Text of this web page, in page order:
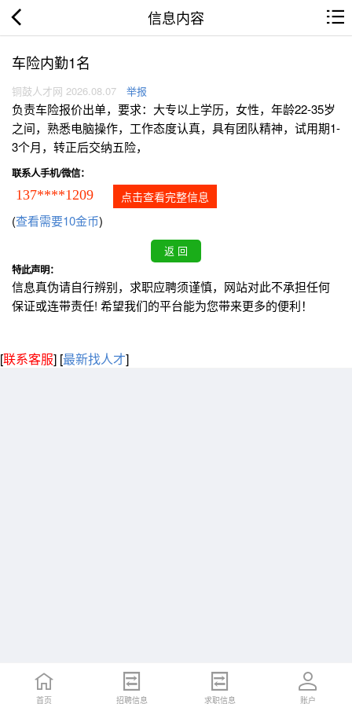
信息内容
车险内勤1名
铜鼓人才网 2026.08.07 举报
负责车险报价出单，要求：大专以上学历，女性，年龄22-35岁
之间，熟悉电脑操作，工作态度认真，具有团队精神，试用期1-
3个月，转正后交纳五险，
联系人手机/微信：
137****1209 点击查看完整信息
(查看需要10金币)
特此声明：
信息真伪请自行辨别，求职应聘须谨慎，网站对此不承担任何
保证或连带责任! 希望我们的平台能为您带来更多的便利！
[联系客服] [最新找人才]
首页 招聘信息 求职信息 账户